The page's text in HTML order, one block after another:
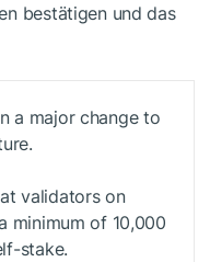
bestätigen und das
a major change to
validators on
minimum of 10,000
stake.